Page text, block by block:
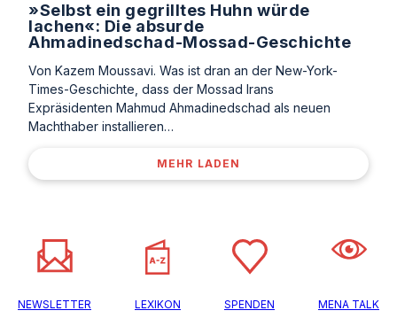
»Selbst ein gegrilltes Huhn würde
lachen«: Die absurde
Ahmadinedschad-Mossad-Geschichte
Von Kazem Moussavi. Was ist dran an der New-York-
Times-Geschichte, dass der Mossad Irans
Expräsidenten Mahmud Ahmadinedschad als neuen
Machthaber installieren…
MEHR LADEN
NEWSLETTER LEXIKON SPENDEN MENA TALK